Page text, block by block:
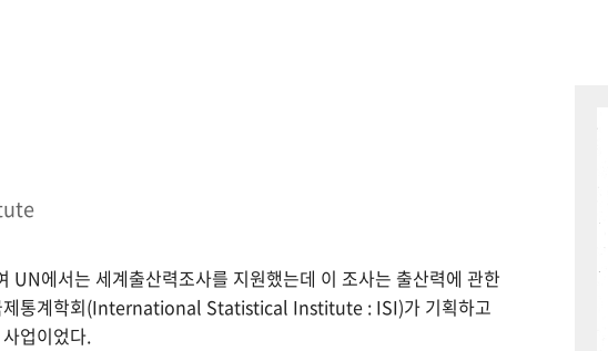
UN에서는 세계출산력조사를 지원했는데 이 조사는 출산력에 관한
제통계학회(International Statistical Institute : ISI)가 기획하고
업이었다.